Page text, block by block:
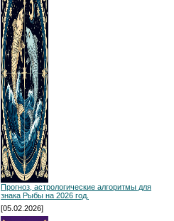
Прогноз, астрологические алгоритмы для
знака Рыбы на 2026 год.
[05.02.2026]